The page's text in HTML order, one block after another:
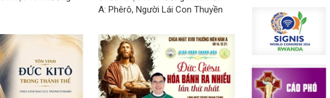
A: Phêrô, Người Lái Con Thuyền